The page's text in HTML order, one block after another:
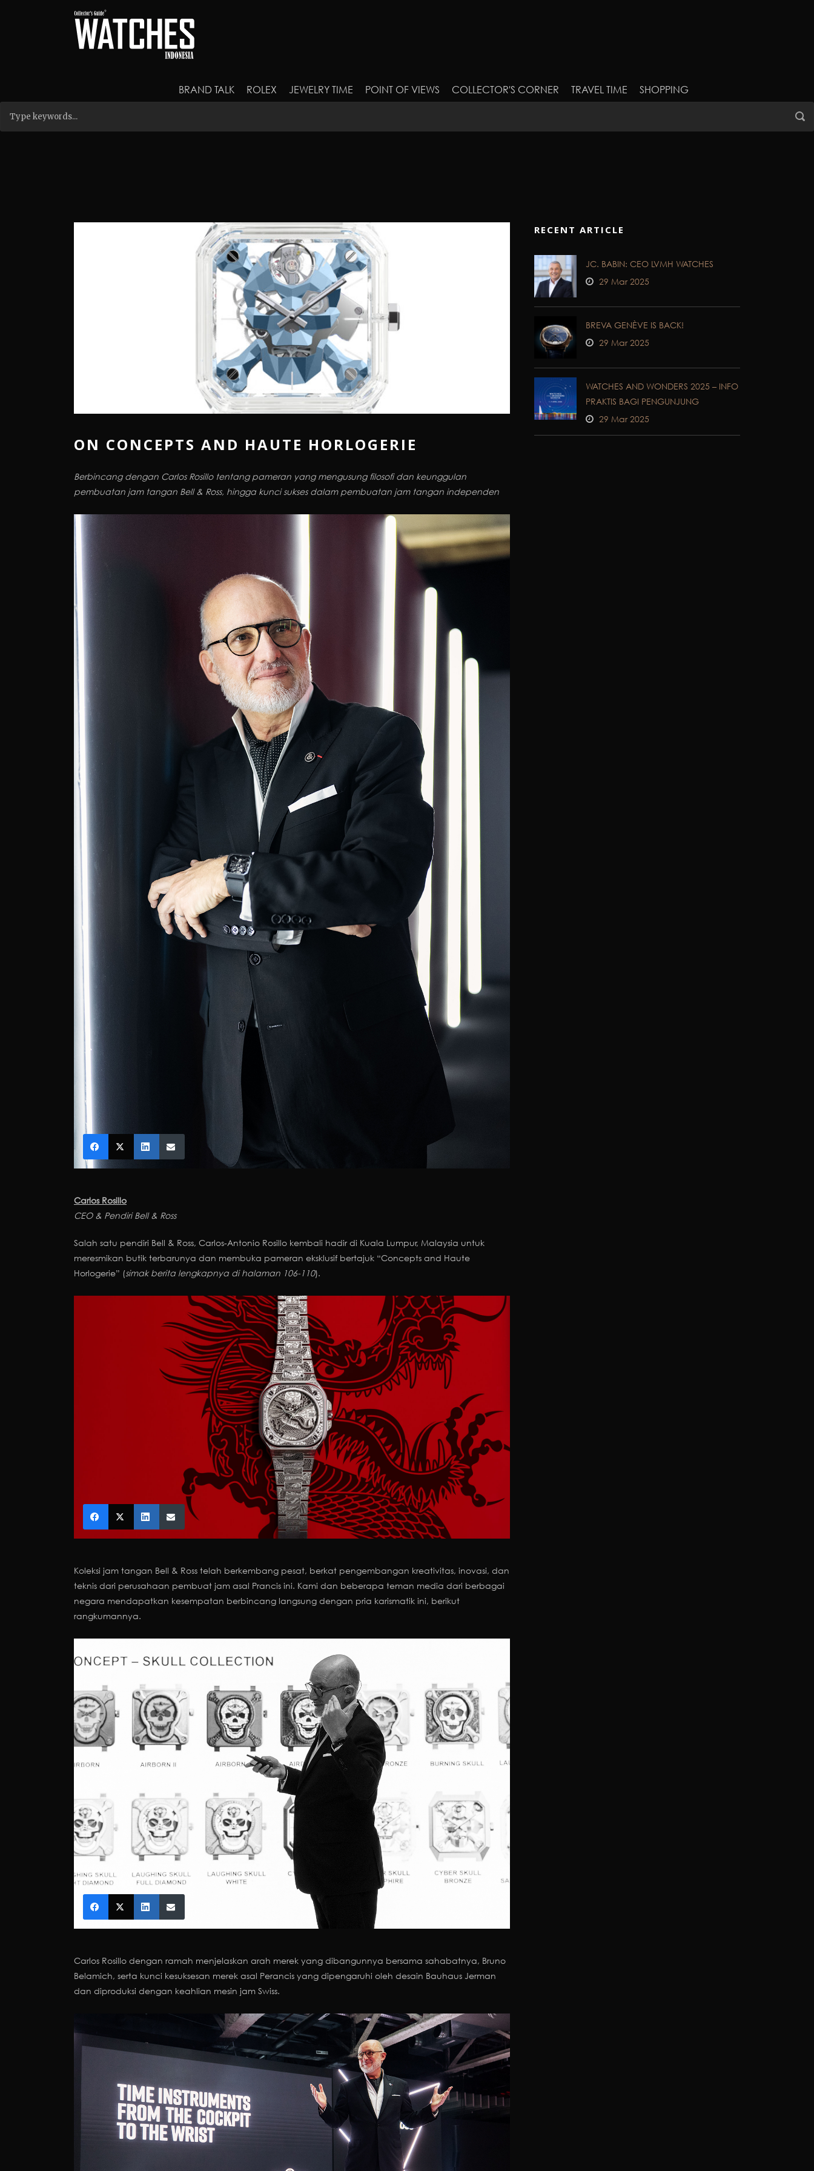
BRAND TALK ROLEX JEWELRY TIME POINT OF VIEWS COLLECTOR'S CORNER TRAVEL TIME SHOPPING
ON CONCEPTS AND HAUTE HORLOGERIE
Berbincang dengan Carlos Rosillo tentang pameran yang mengusung filosofi dan keunggulan
pembuatan jam tangan Bell & Ross, hingga kunci sukses dalam pembuatan jam tangan independen
Carlos Rosillo
CEO & Pendiri Bell & Ross
Salah satu pendiri Bell & Ross, Carlos-Antonio Rosillo kembali hadir di Kuala Lumpur, Malaysia untuk
meresmikan butik terbarunya dan membuka pameran eksklusif bertajuk “Concepts and Haute
Horlogerie” (simak berita lengkapnya di halaman 106-110).
Koleksi jam tangan Bell & Ross telah berkembang pesat, berkat pengembangan kreativitas, inovasi, dan
teknis dari perusahaan pembuat jam asal Prancis ini. Kami dan beberapa teman media dari berbagai
negara mendapatkan kesempatan berbincang langsung dengan pria karismatik ini, berikut
rangkumannya.
Carlos Rosillo dengan ramah menjelaskan arah merek yang dibangunnya bersama sahabatnya, Bruno
Belamich, serta kunci kesuksesan merek asal Perancis yang dipengaruhi oleh desain Bauhaus Jerman
dan diproduksi dengan keahlian mesin jam Swiss.
RECENT ARTICLE
JC. BABIN: CEO LVMH WATCHES
29 Mar 2025
BREVA GENÈVE IS BACK!
29 Mar 2025
WATCHES AND WONDERS 2025 – INFO
PRAKTIS BAGI PENGUNJUNG
29 Mar 2025